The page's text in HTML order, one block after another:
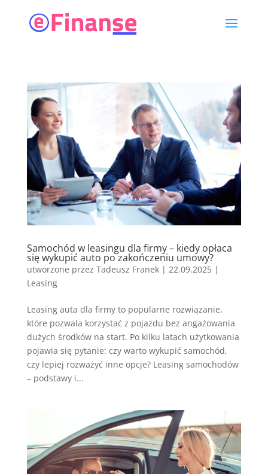
Samochód w leasingu dla firmy – kiedy opłaca
się wykupić auto po zakończeniu umowy?
utworzone przez Tadeusz Franek| 22.09.2025|
Leasing
Leasing auta dla firmy to popularne rozwiązanie,
które pozwala korzystać z pojazdu bez angażowania
dużych środków na start. Po kilku latach użytkowania
pojawia się pytanie: czy warto wykupić samochód,
czy lepiej rozważyć inne opcje? Leasing samochodów
– podstawy i...